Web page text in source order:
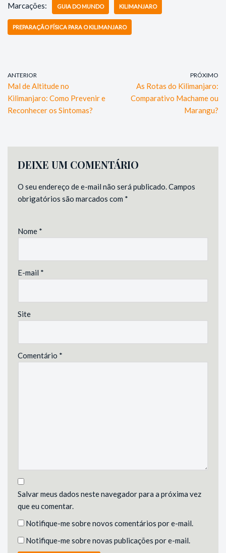
Marcações: GUIA DO MUNDO KILIMANJARO
PREPARAÇÃO FÍSICA PARA O KILIMANJARO
ANTERIOR
Mal de Altitude no
Kilimanjaro: Como Prevenir e
Reconhecer os Sintomas?
PRÓXIMO
As Rotas do Kilimanjaro:
Comparativo Machame ou
Marangu?
DEIXE UM COMENTÁRIO
O seu endereço de e-mail não será publicado.Campos
obrigatórios são marcados com *
Nome *
E-mail *
Site
Comentário *
Salvar meus dados neste navegador para a próxima vez
que eu comentar.
Notifique-me sobre novos comentários por e-mail.
Notifique-me sobre novas publicações por e-mail.